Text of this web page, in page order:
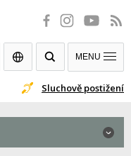
Sluchově postižení
MENU